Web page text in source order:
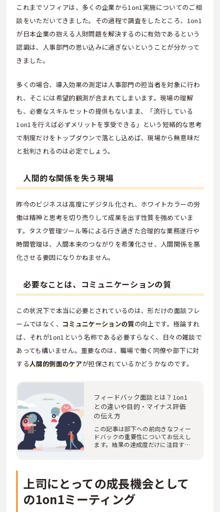
これまでソフィアは、多くの企業から1on1実施についてのご相
談をいただいてきました。その過程で調査をしたところ、1on1
が日本企業の抱える人財問題を解決するのに有効であるという
認識は、人事部門の思い込みに過ぎないということが分かって
きました。
多くの場合、導入効果の測定は人事部門の担当者を対象に行わ
れ、そこには希望的観測が含まれてしまいます。現場の理解
も、必要なスキルセットの提供もないまま、「流行している
1on1を行えば必ずメリットを享受できる」という短絡的な思考
で制度だけをトップダウンで落とし込めば、現場から無意味だ
と批判されるのは必定でしょう。
人間的な関係を失う現場
昨今のビジネスは高度にデジタル化され、ホワイトカラーの労
働は精神と思考を切り売りして成果を出す性質を強めていま
す。タスク管理ツール等による行き過ぎた合理的な業務遂行や
時間管理は、人間本来のつながりを希薄化させ、人間関係を悪
化させる要因になりかねません。
必要なことは、コミュニケーションの質
この状況下で本当に必要とされているのは、形だけの面談フレ
ームではなく、 コミュニケーションの質の向上です。極論すれ
ば、それが1on1という名称である必要すらなく、日々の雑談で
あっても構いません。重要なのは、職場で働く同僚や部下に対
する人間的側面のケアが担保されているかどうかなのです。
フィードバック面談とは？1on1
との違いや目的・マイナス評価
の伝え方
この記事は部下への前向きなフィー
ドバックの重要性についてお伝えし
ます。結果の達成度だけに注目する
上司にとっての成長機会として
の1on1ミーティング